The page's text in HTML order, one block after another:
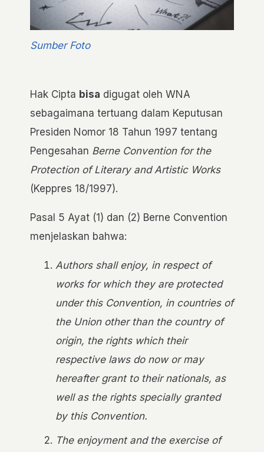
Sumber Foto
Hak Cipta bisa digugat oleh WNA
sebagaimana tertuang dalam Keputusan
Presiden Nomor 18 Tahun 1997 tentang
Pengesahan Berne Convention for the
Protection of Literary and Artistic Works
(Keppres 18/1997).
Pasal 5 Ayat (1) dan (2) Berne Convention
menjelaskan bahwa:
Authors shall enjoy, in respect of
works for which they are protected
under this Convention, in countries of
the Union other than the country of
origin, the rights which their
respective laws do now or may
hereafter grant to their nationals, as
well as the rights specially granted
by this Convention.
The enjoyment and the exercise of